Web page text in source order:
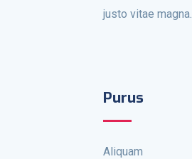
justo vitae magna.
Purus
Aliquam